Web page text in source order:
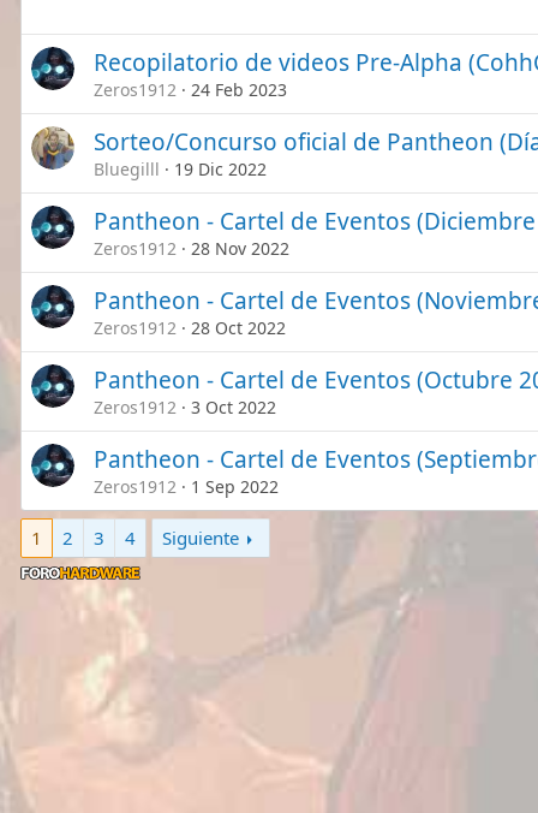
Recopilatorio de videos Pre-Alpha
Zeros1912 24 Feb 2023
Sorteo/Concurso oficial de Pantheon
Bluegilll 19 Dic 2022
Pantheon - Cartel de Eventos
Zeros1912 28 Nov 2022
Pantheon - Cartel de Eventos
Zeros1912 28 Oct 2022
Pantheon - Cartel de Eventos (Octubre
Zeros1912 3 Oct 2022
Pantheon - Cartel de Eventos
Zeros1912 1 Sep 2022
1 2 3 4 Siguiente